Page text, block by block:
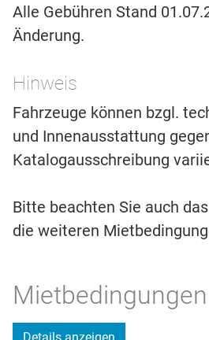
Alle Gebühren Stand
Änderung.
Hinweis
Fahrzeuge können bzgl.
und Innenausstattung
Katalogausschreibung
Bitte beachten Sie auch
die weiteren